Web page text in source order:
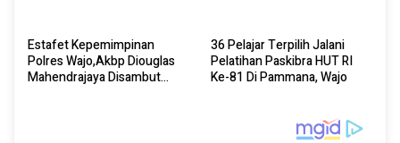
Estafet Kepemimpinan
Polres Wajo,Akbp Diouglas
Mahendrajaya Disambut
36 Pelajar Terpilih Jalani
Pelatihan Paskibra HUT RI
Ke-81 Di Pammana, Wajo